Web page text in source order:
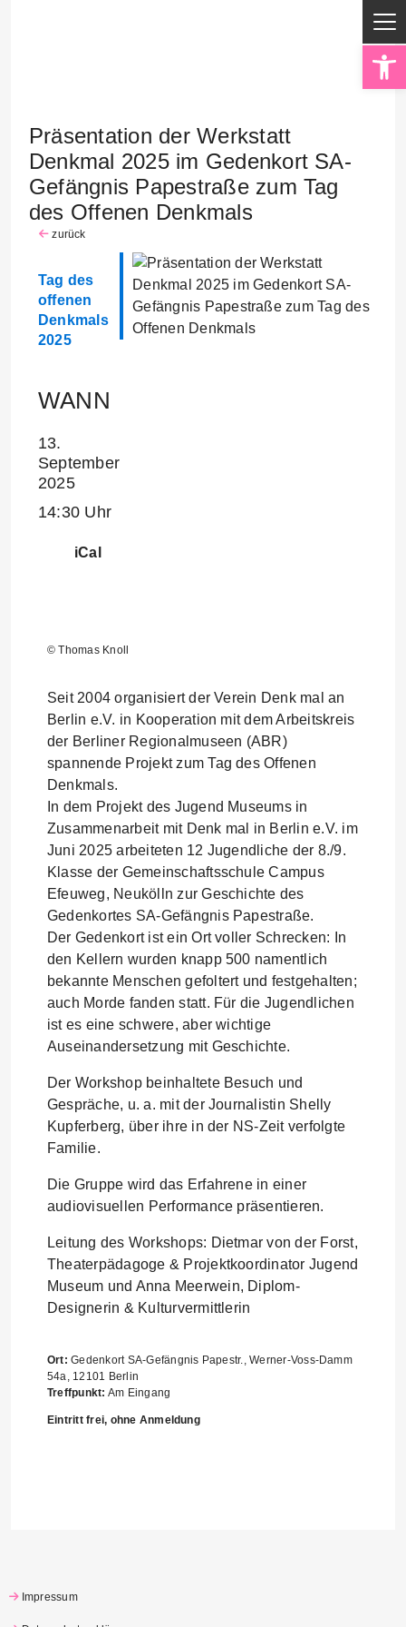
Präsentation der Werkstatt
Denkmal 2025 im Gedenkort SA-
Gefängnis Papestraße zum Tag
des Offenen Denkmals
zurück
Tag des
offenen
Denkmals
2025
WANN
13.
September
2025
14:30 Uhr
iCal
© Thomas Knoll
Seit 2004 organisiert der Verein Denk mal an
Berlin e.V. in Kooperation mit dem Arbeitskreis
der Berliner Regionalmuseen (ABR)
spannende Projekt zum Tag des Offenen
Denkmals.
In dem Projekt des Jugend Museums in
Zusammenarbeit mit Denk mal in Berlin e.V. im
Juni 2025 arbeiteten 12 Jugendliche der 8./9.
Klasse der Gemeinschaftsschule Campus
Efeuweg, Neukölln zur Geschichte des
Gedenkortes SA-Gefängnis Papestraße.
Der Gedenkort ist ein Ort voller Schrecken: In
den Kellern wurden knapp 500 namentlich
bekannte Menschen gefoltert und festgehalten;
auch Morde fanden statt. Für die Jugendlichen
ist es eine schwere, aber wichtige
Auseinandersetzung mit Geschichte.
Der Workshop beinhaltete Besuch und
Gespräche, u. a. mit der Journalistin Shelly
Kupferberg, über ihre in der NS-Zeit verfolgte
Familie.
Die Gruppe wird das Erfahrene in einer
audiovisuellen Performance präsentieren.
Leitung des Workshops: Dietmar von der Forst,
Theaterpädagoge & Projektkoordinator Jugend
Museum und Anna Meerwein, Diplom-
Designerin & Kulturvermittlerin
Ort: Gedenkort SA-Gefängnis Papestr., Werner-Voss-Damm
54a, 12101 Berlin
Treffpunkt: Am Eingang
Eintritt frei, ohne Anmeldung
Impressum